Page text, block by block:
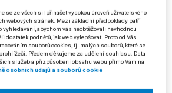
ministra vnitra, ani při disciplinárním
Úřadu dokumentace a vyšetřování zločinů
výsledků trestního řízení. V nemožnosti
a vyjádřit se k záznamům Telecomu
čl. 37 odst. 3 Listiny základních práv a
spisu mohl až po předání rozhodnutí. Soud
o legálnosti postupu ve věci telefonních
se ze všech sil přinášet vysokou úroveň uživatelského
webových stránek. Mezi základní předpoklady patří
vyhledávání, abychom vás neobtěžovali nevhodnou
dostatek podnětů, jak web vylepšovat. Proto od Vás
souborů cookies, tj. malých souborů, které se
Předem děkujeme za udělení souhlasu. Data
služeb a přizpůsobení obsahu webu přímo Vám na
osobních údajů a souborů cookie